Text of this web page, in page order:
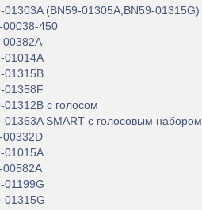
01303A (BN59-01305A,BN59-01315G)
00038-450
00382A
01014A
01315B
01358F
01312B с голосом
01363A SMART с голосовым набором
00332D
01015A
00582A
01199G
01315G